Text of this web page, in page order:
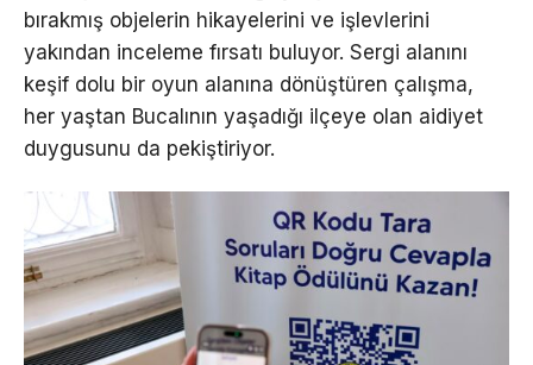
bırakmış objelerin hikayelerini ve işlevlerini
yakından inceleme fırsatı buluyor. Sergi alanını
keşif dolu bir oyun alanına dönüştüren çalışma,
her yaştan Bucalının yaşadığı ilçeye olan aidiyet
duygusunu da pekiştiriyor.